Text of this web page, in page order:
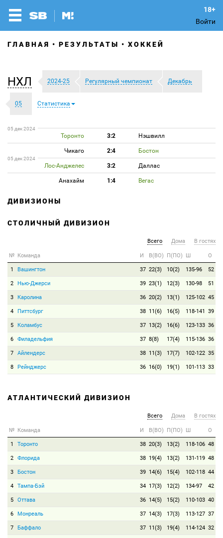
Войти
ГЛАВНАЯ РЕЗУЛЬТАТЫ ХОККЕЙ
НХЛ 2024-25 Регулярный чемпионат Декабрь
05 Статистика
05 дек 2024
Торонто 3:2 Нэшвилл
Чикаго 2:4 Бостон
05 дек 2024
Лос-Анджелес 3:2 Даллас
Анахайм 1:4 Вегас
ДИВИЗИОНЫ
СТОЛИЧНЫЙ ДИВИЗИОН
Всего Дома В гостях
№ Команда И В(ВО) П(ПО) Ш О
1 Вашингтон 37 22(3) 10(2) 135-96 52
2 Нью-Джерси 39 23(1) 12(3) 130-98 51
3 Каролина 36 20(2) 13(1) 125-102 45
4 Питтсбург 38 11(6) 16(5) 118-141 39
5 Коламбус 37 13(2) 16(6) 123-133 36
6 Филадельфия 37 8(8) 17(4) 115-136 36
7 Айлендерс 38 11(3) 17(7) 102-122 35
8 Рейнджерс 36 16(0) 19(1) 101-113 33
АТЛАНТИЧЕСКИЙ ДИВИЗИОН
Всего Дома В гостях
№ Команда И В(ВО) П(ПО) Ш О
1 Торонто 38 20(3) 13(2) 118-106 48
2 Флорида 38 19(4) 13(2) 131-119 48
3 Бостон 39 14(6) 15(4) 102-118 44
4 Тампа-Бэй 34 17(3) 12(2) 134-97 42
5 Оттава 36 14(5) 15(2) 110-103 40
6 Монреаль 37 14(3) 17(3) 113-127 37
7 Баффало 37 11(3) 19(4) 114-124 32